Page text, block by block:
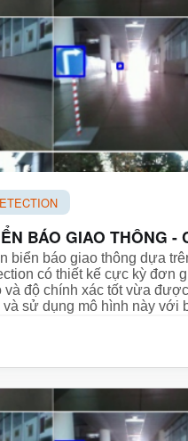
BÁO GIAO THÔNG -
biển báo giao thông dựa
có thiết kế cực kỳ đơn
độ chính xác tốt vừa
sử dụng mô hình này với